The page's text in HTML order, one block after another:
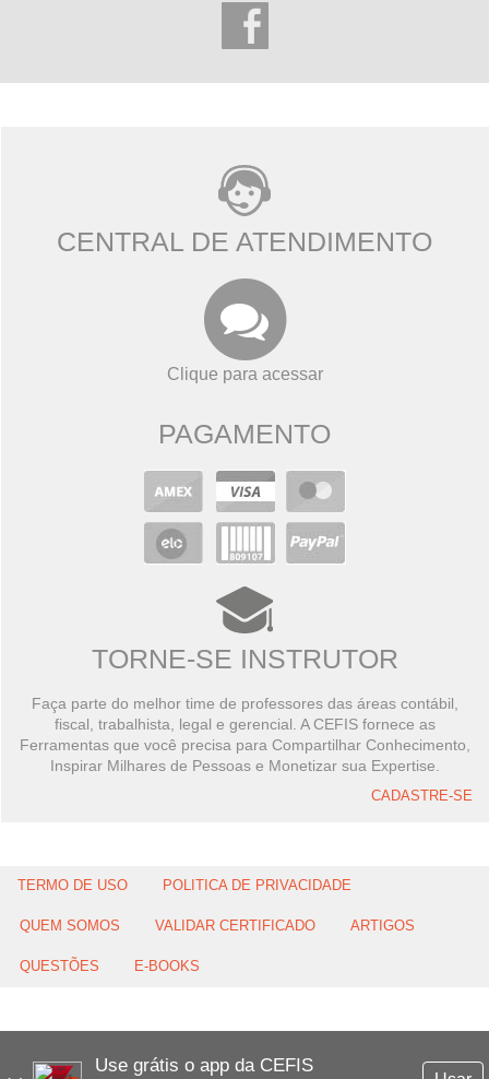
Use grátis o app da CEFIS
CENTRAL DE ATENDIMENTO
Clique para acessar
PAGAMENTO
TORNE-SE INSTRUTOR
Faça parte do melhor time de professores das áreas contábil,
fiscal, trabalhista, legal e gerencial. A CEFIS fornece as
Ferramentas que você precisa para Compartilhar Conhecimento,
Inspirar Milhares de Pessoas e Monetizar sua Expertise.
CADASTRE-SE
TERMO DE USO POLITICA DE PRIVACIDADE
QUEM SOMOS VALIDAR CERTIFICADO ARTIGOS
QUESTÕES E-BOOKS